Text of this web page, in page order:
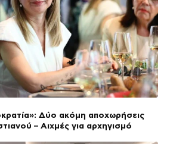
Δύο ακόμη αποχωρήσεις
– Αιχμές για αρχηγισμό